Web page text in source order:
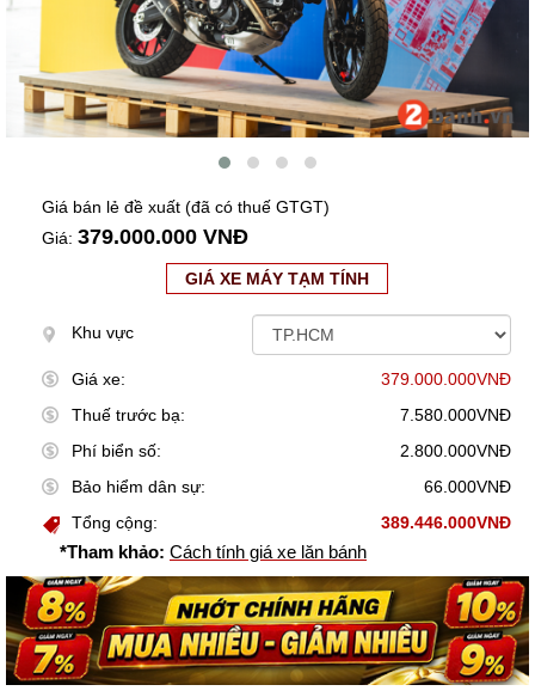
Giá bán lẻ đề xuất (đã có thuế GTGT)
Giá: 379.000.000 VNĐ
GIÁ XE MÁY TẠM TÍNH
Khu vực
Giá xe:
379.000.000VNĐ
Thuế trước bạ:
7.580.000VNĐ
Phí biển số:
2.800.000VNĐ
Bảo hiểm dân sự:
66.000VNĐ
Tổng cộng:
389.446.000VNĐ
*Tham khảo: Cách tính giá xe lăn bánh